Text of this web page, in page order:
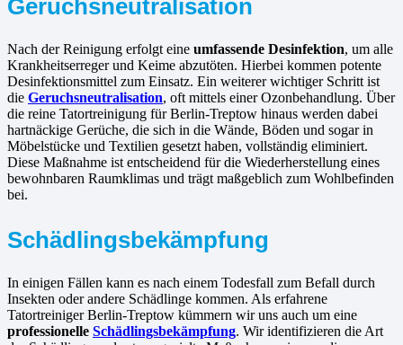
Geruchsneutralisation
Nach der Reinigung erfolgt eine umfassende Desinfektion, um alle
Krankheitserreger und Keime abzutöten. Hierbei kommen potente
Desinfektionsmittel zum Einsatz. Ein weiterer wichtiger Schritt ist
die Geruchsneutralisation, oft mittels einer Ozonbehandlung. Über
die reine Tatortreinigung für Berlin-Treptow hinaus werden dabei
hartnäckige Gerüche, die sich in die Wände, Böden und sogar in
Möbelstücke und Textilien gesetzt haben, vollständig eliminiert.
Diese Maßnahme ist entscheidend für die Wiederherstellung eines
bewohnbaren Raumklimas und trägt maßgeblich zum Wohlbefinden
bei.
Schädlingsbekämpfung
In einigen Fällen kann es nach einem Todesfall zum Befall durch
Insekten oder andere Schädlinge kommen. Als erfahrene
Tatortreiniger Berlin-Treptow kümmern wir uns auch um eine
professionelle Schädlingsbekämpfung. Wir identifizieren die Art